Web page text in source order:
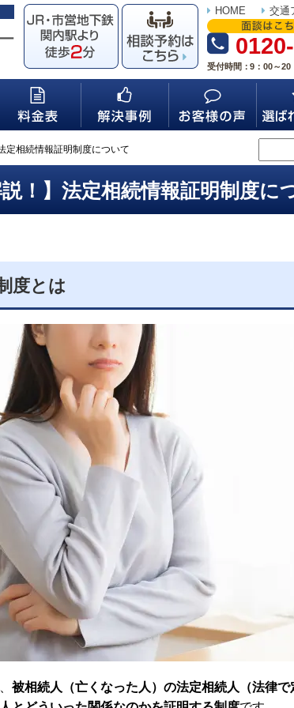
HOME 交通
受付時間：9：00～20
定相続情報証明制度について
説！】法定相続情報証明制度に
度とは
被相続人（亡くなった人）の法定相続人（法律